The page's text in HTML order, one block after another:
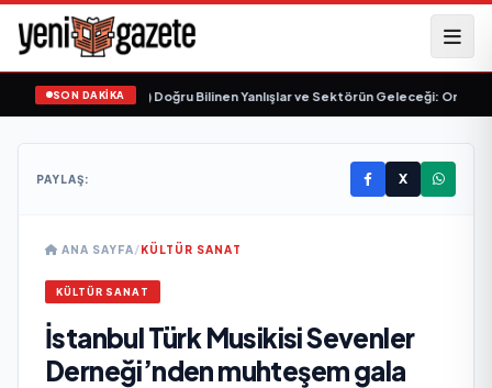
SON DAKİKA(SMP) Doğru Bilinen Yanlışlar ve Sektörün Geleceği: Onur
PAYLAŞ: X
ANA SAYFA/KÜLTÜR SANAT
KÜLTÜR SANAT
İstanbul Türk Musikisi Sevenler
Derneği’nden muhteşem gala